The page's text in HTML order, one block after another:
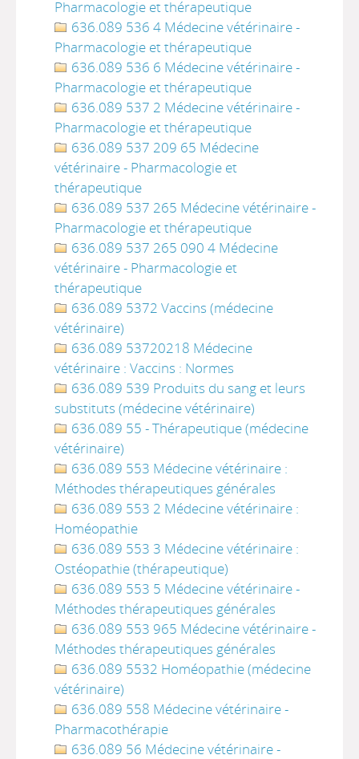
Pharmacologie et thérapeutique
636.089 536 4 Médecine vétérinaire -
Pharmacologie et thérapeutique
636.089 536 6 Médecine vétérinaire -
Pharmacologie et thérapeutique
636.089 537 2 Médecine vétérinaire -
Pharmacologie et thérapeutique
636.089 537 209 65 Médecine
vétérinaire - Pharmacologie et
thérapeutique
636.089 537 265 Médecine vétérinaire -
Pharmacologie et thérapeutique
636.089 537 265 090 4 Médecine
vétérinaire - Pharmacologie et
thérapeutique
636.089 5372 Vaccins (médecine
vétérinaire)
636.089 53720218 Médecine
vétérinaire : Vaccins : Normes
636.089 539 Produits du sang et leurs
substituts (médecine vétérinaire)
636.089 55 - Thérapeutique (médecine
vétérinaire)
636.089 553 Médecine vétérinaire :
Méthodes thérapeutiques générales
636.089 553 2 Médecine vétérinaire :
Homéopathie
636.089 553 3 Médecine vétérinaire :
Ostéopathie (thérapeutique)
636.089 553 5 Médecine vétérinaire -
Méthodes thérapeutiques générales
636.089 553 965 Médecine vétérinaire -
Méthodes thérapeutiques générales
636.089 5532 Homéopathie (médecine
vétérinaire)
636.089 558 Médecine vétérinaire -
Pharmacothérapie
636.089 56 Médecine vétérinaire -